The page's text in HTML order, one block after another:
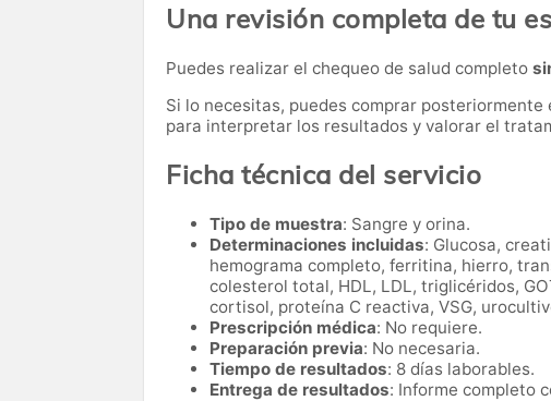
Una revisión completa de tu
Puedes realizar el chequeo de salud completo
Si lo necesitas, puedes comprar posteriormente
para interpretar los resultados y valorar el
Ficha técnica del servicio
Tipo de muestra: Sangre y orina.
Determinaciones incluidas: Glucosa,
hemograma completo, ferritina, hierro,
colesterol total, HDL, LDL, triglicéridos,
cortisol, proteína C reactiva, VSG,
Prescripción médica: No requiere.
Preparación previa: No necesaria.
Tiempo de resultados: 8 días laborables.
Entrega de resultados: Informe completo